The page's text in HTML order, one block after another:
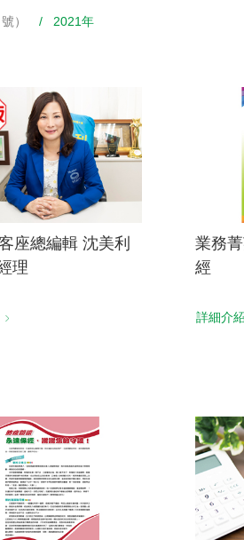
） / 2021年
座總編輯 沈美利
理
業務
經
詳細介紹